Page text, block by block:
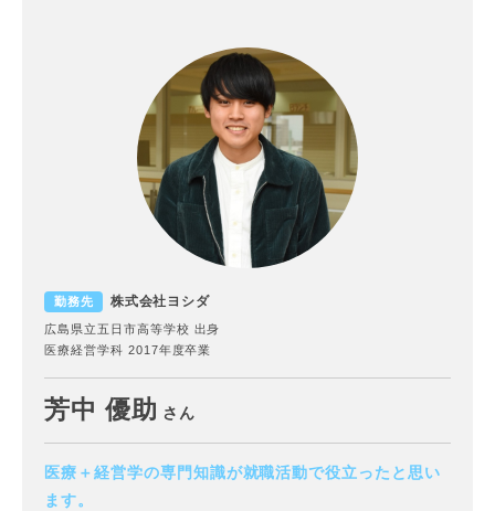
勤務先 株式会社ヨシダ
広島県立五日市高等学校 出身
医療経営学科 2017年度卒業
芳中 優助 さん
医療＋経営学の専門知識が就職活動で役立ったと思い
ます。